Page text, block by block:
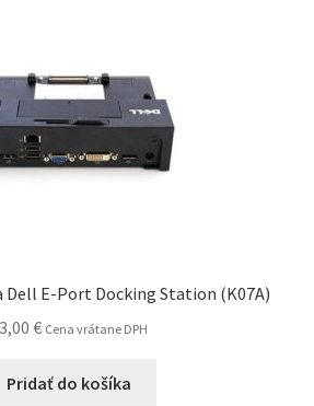
Dell E-Port Docking Station (K07A)
€ Cena vrátane DPH
Pridať do košíka